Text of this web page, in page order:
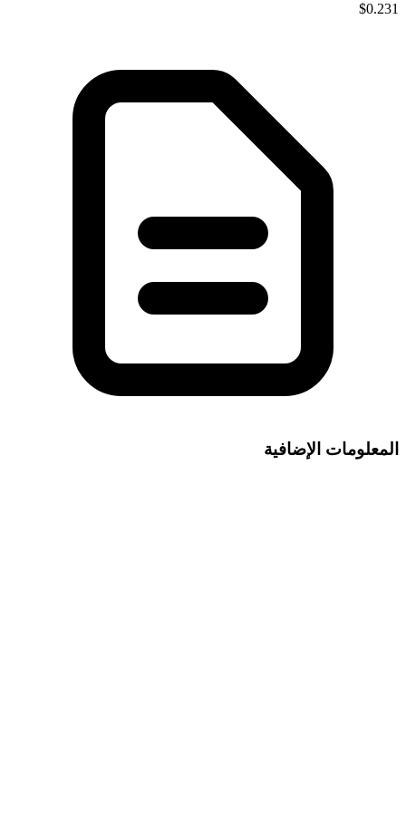
$0.231
المعلومات الإضافية